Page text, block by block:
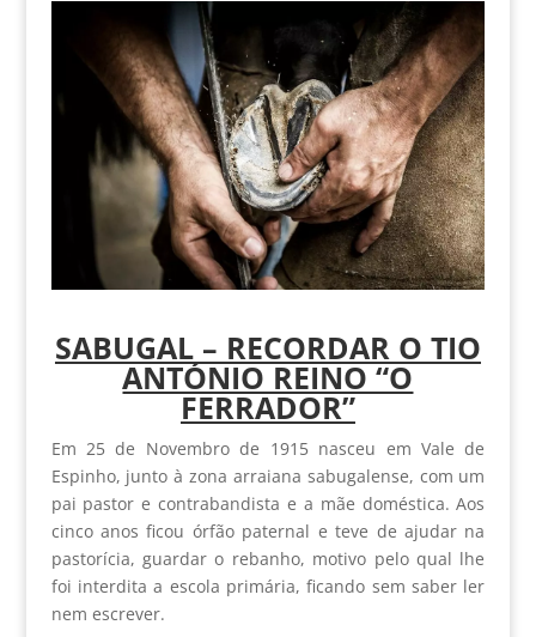
SABUGAL – RECORDAR O TIO
ANTÓNIO REINO “O
FERRADOR”
Em 25 de Novembro de 1915 nasceu em Vale de
Espinho, junto à zona arraiana sabugalense, com um
pai pastor e contrabandista e a mãe doméstica. Aos
cinco anos ficou órfão paternal e teve de ajudar na
pastorícia, guardar o rebanho, motivo pelo qual lhe
foi interdita a escola primária, ficando sem saber ler
nem escrever.